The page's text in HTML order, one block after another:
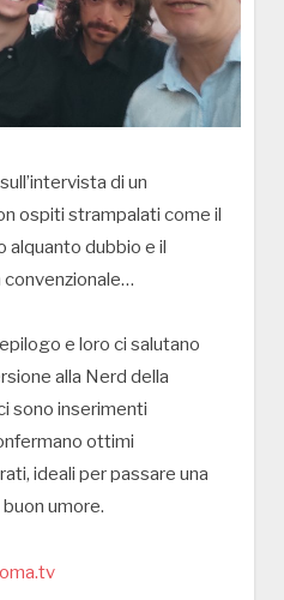
di un
ospiti strampalati come il
alquanto dubbio e il
e loro ci salutano
alla Nerd della
sono inserimenti
ottimi
ideali per passare una
umore.